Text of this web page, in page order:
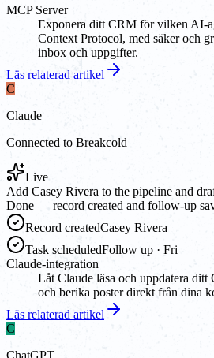
MCP Server
Exponera ditt CRM för vilken AI-
Context Protocol, med säker och
inbox och uppgifter.
Läs relaterad artikel
C
Claude
Connected to Breakcold
Live
Add Casey Rivera to the pipeline and
Done — record created and follow-up
Record createdCasey Rivera
Task scheduledFollow up · Fri
Claude-integration
Låt Claude läsa och uppdatera
och berika poster direkt från dina
Läs relaterad artikel
C
ChatGPT